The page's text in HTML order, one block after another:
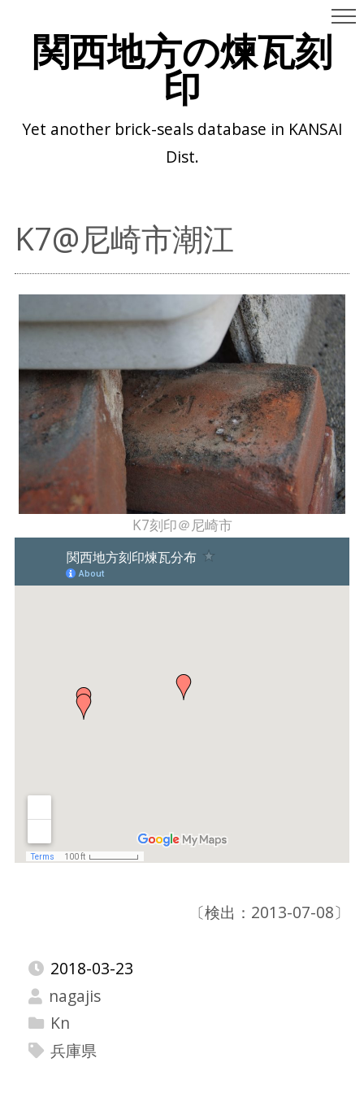
関西地方の煉瓦刻
印
Yet another brick-seals database in KANSAI
Dist.
K7@尼崎市潮江
K7刻印＠尼崎市
〔検出：2013-07-08〕
2018-03-23
nagajis
Kn
兵庫県